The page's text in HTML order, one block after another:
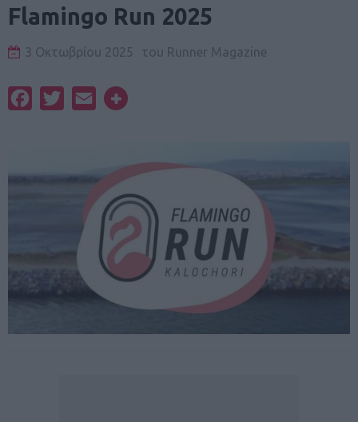
Flamingo Run 2025
3 Οκτωβρίου 2025 του Runner Magazine
FacebookTwitterEmail